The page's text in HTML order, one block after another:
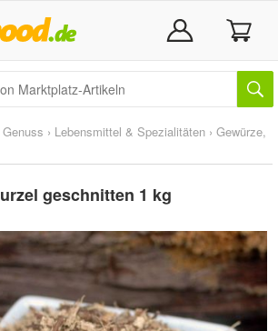
› Lebensmittel & Spezialitäten › Gewürze,
geschnitten 1 kg